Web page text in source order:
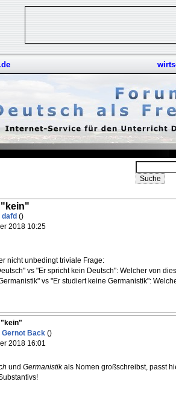
dafd ()
2018 10:25
nicht unbedingt triviale Frage:
vs "Er spricht kein Deutsch": Welcher von
vs "Er studiert keine Germanistik":
Gernot Back ()
2018 16:01
und Germanistikals Nomen großschreibst, passt